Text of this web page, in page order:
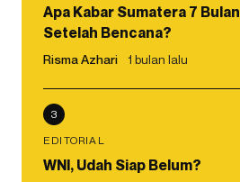
Apa Kabar Sumatera 7 Bulan
Setelah Bencana?
Risma Azhari 1 bulan lalu
3
EDITORIAL
WNI, Udah Siap Belum?